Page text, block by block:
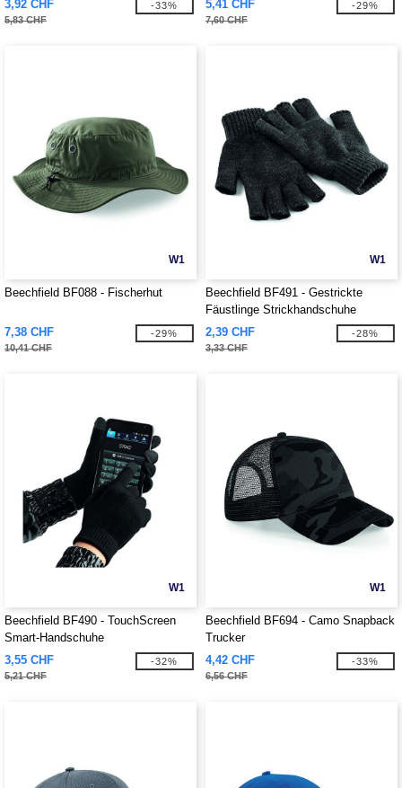
3,92 CHF
5,83 CHF
-33% 5,41 CHF
7,60 CHF
-29%
W1
Beechfield BF088 - Fischerhut
7,38 CHF
10,41 CHF
-29%
W1
Beechfield BF491 - Gestrickte
Fäustlinge Strickhandschuhe
2,39 CHF
3,33 CHF
-28%
W1
Beechfield BF490 - TouchScreen
Smart-Handschuhe
3,55 CHF
5,21 CHF
-32%
W1
Beechfield BF694 - Camo Snapback
Trucker
4,42 CHF
6,56 CHF
-33%